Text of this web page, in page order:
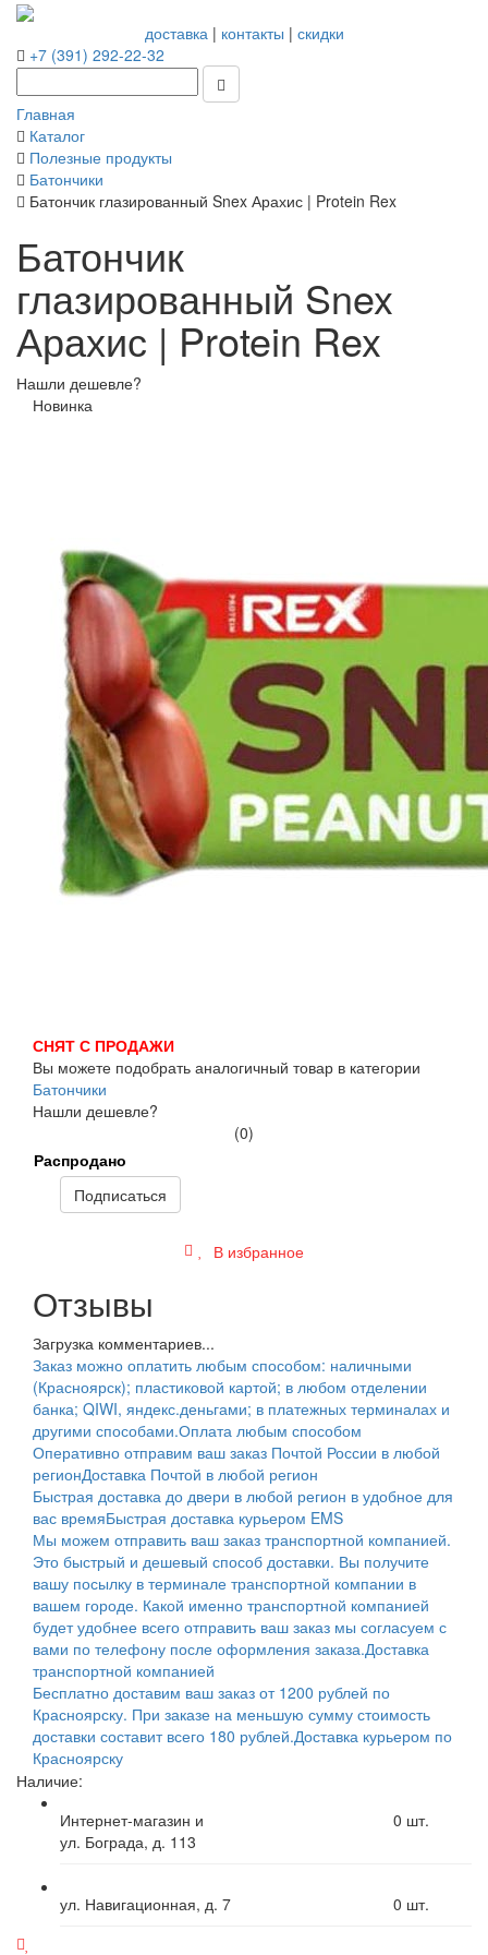
доставка| контакты | скидки
+7 (391) 292-22-32
Главная
Каталог
Полезные продукты
Батончики
Батончик глазированный Snex Арахис | Protein Rex
Батончик
глазированный Snex
Арахис | Protein Rex
Нашли дешевле?
Новинка
СНЯТ С ПРОДАЖИ
Вы можете подобрать аналогичный товар в категории
Батончики
Нашли дешевле?
(0)
Распродано
Подписаться
В избранное
Отзывы
Загрузка комментариев...
Заказ можно оплатить любым способом: наличными
(Красноярск); пластиковой картой; в любом отделении
банка; QIWI, яндекс.деньгами; в платежных терминалах и
другими способами.Оплата любым способом
Оперативно отправим ваш заказ Почтой России в любой
регионДоставка Почтой в любой регион
Быстрая доставка до двери в любой регион в удобное для
вас времяБыстрая доставка курьером EMS
Мы можем отправить ваш заказ транспортной компанией.
Это быстрый и дешевый способ доставки. Вы получите
вашу посылку в терминале транспортной компании в
вашем городе. Какой именно транспортной компанией
будет удобнее всего отправить ваш заказ мы согласуем с
вами по телефону после оформления заказа.Доставка
транспортной компанией
Бесплатно доставим ваш заказ от 1200 рублей по
Красноярску. При заказе на меньшую сумму стоимость
доставки составит всего 180 рублей.Доставка курьером по
Красноярску
Наличие:
Интернет-магазин и
ул. Бограда, д. 113
0 шт.
ул. Навигационная, д. 7 0 шт.